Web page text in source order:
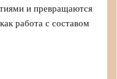
и превращаются
работа с составом